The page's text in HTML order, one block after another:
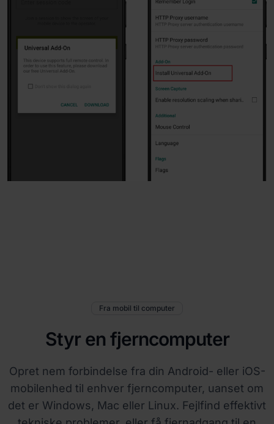
Fra mobil til computer
Styr en fjerncomputer
Opret nem forbindelse fra din Android- eller iOS-
mobilenhed til enhver fjerncomputer, uanset om
det er Windows, Mac eller Linux. Fejlfind effektivt